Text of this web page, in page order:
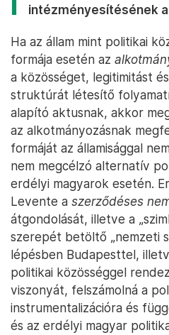
intézményesítésének
Ha az állam mint politikai
formája esetén az
a közösséget, legitimitást
struktúrát létesítő
alapító aktusnak, akkor
az alkotmányozásnak
formáját az államisággal
nem megcélzó alternatív
erdélyi magyarok esetén.
Levente a szerződéses
átgondolását, illetve a
szerepét betöltő „nemzeti
lépésben Budapesttel,
politikai közösséggel
viszonyát, felszámolná a
instrumentalizációra és
és az erdélyi magyar